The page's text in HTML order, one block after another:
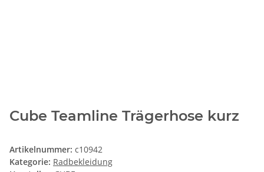
Cube Teamline Trägerhose kurz
Artikelnummer: c10942
Kategorie: Radbekleidung